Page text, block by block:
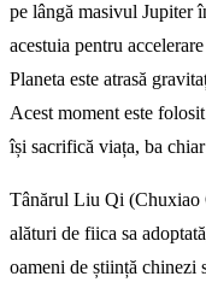
pe lângă masivul Jupiter
acestuia pentru
Planeta este atrasă
Acest moment este
își sacrifică viața, ba
Tânărul Liu Qi (Chuxiao
alături de fiica sa
oameni de știință chinezi